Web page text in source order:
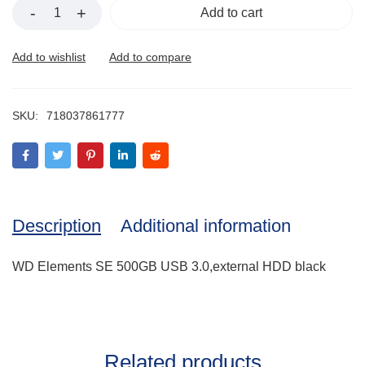
Add to cart
SKU: 718037861777
Description Additional information
WD Elements SE 500GB USB 3.0,external HDD black
Related products